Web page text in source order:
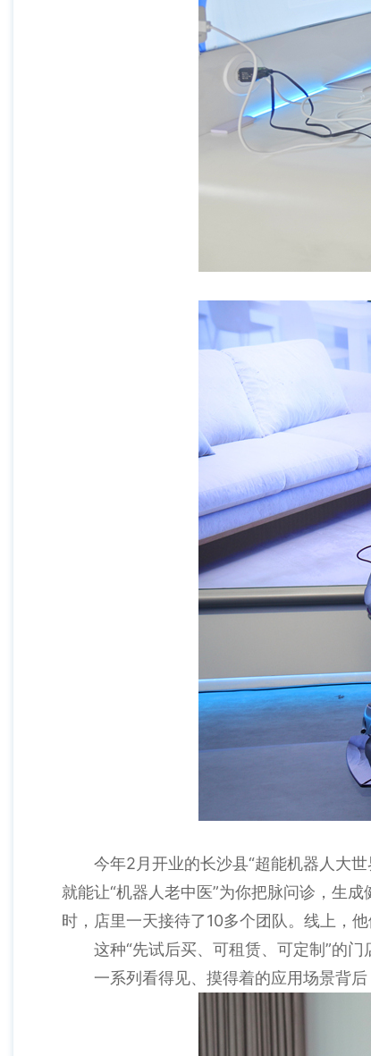
今年2月开业的长沙县“超能机器人大
就能让“机器人老中医”为你把脉问诊，生
时，店里一天接待了10多个团队。线上，
这种“先试后买、可租赁、可定制”的
一系列看得见、摸得着的应用场景背